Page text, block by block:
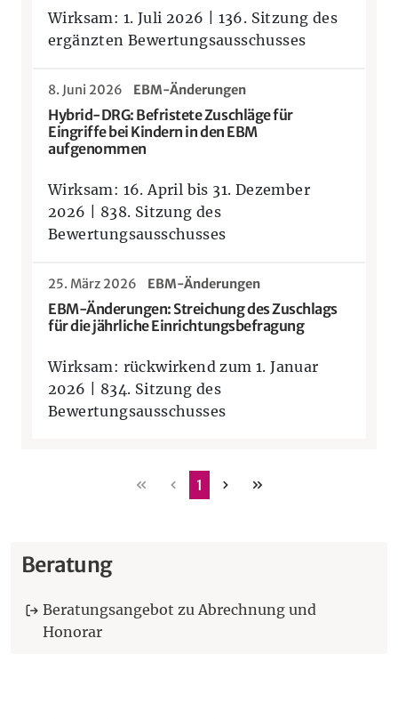
Wirksam: 1. Juli 2026 | 136. Sitzung des
ergänzten Bewertungsausschusses
Hybrid-DRG: Befristete Zuschläge für
Eingriffe bei Kindern in den EBM
aufgenommen
8. Juni 2026 EBM-Änderungen
Wirksam: 16. April bis 31. Dezember
2026 | 838. Sitzung des
Bewertungsausschusses
EBM-Änderungen: Streichung des Zuschlags
für die jährliche Einrichtungsbefragung
25. März 2026 EBM-Änderungen
Wirksam: rückwirkend zum 1. Januar
2026 | 834. Sitzung des
Bewertungsausschusses
erste vorherige
1 nächsteletzte
Beratung
Beratungsangebot zu Abrechnung und
Honorar